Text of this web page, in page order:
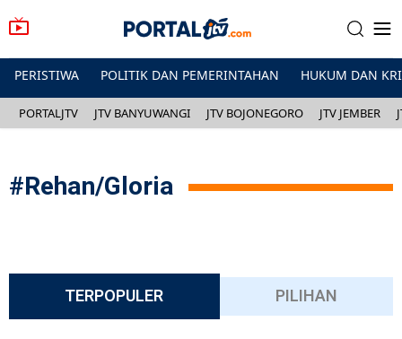
PERISTIWA POLITIK DAN PEMERINTAHAN HUKUM DAN
PORTALJTV JTV BANYUWANGI JTV BOJONEGORO JTV JEMBER
#Rehan/Gloria
TERPOPULER PILIHAN